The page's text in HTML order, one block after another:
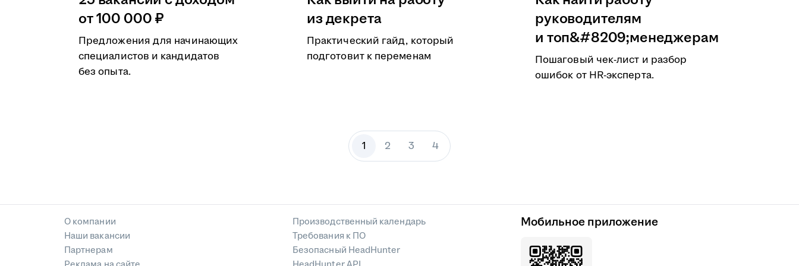
от 100 000 ₽
Предложения для начинающих
специалистов и кандидатов
без опыта.
из декрета
Практический гайд, который
подготовит к переменам
руководителям
и топ&#8209;менеджерам
Пошаговый чек-лист и разбор
ошибок от HR-эксперта.
1 2 3 4
О компании
Наши вакансии
Партнерам
Производственный календарь
Требования к ПО
Безопасный HeadHunter
Мобильное приложение